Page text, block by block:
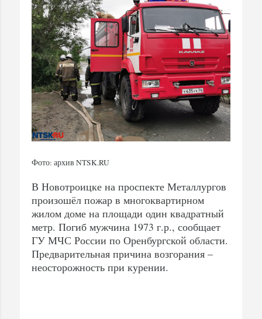
Фото: архив NTSK.RU
В Новотроицке на проспекте Металлургов
произошёл пожар в многоквартирном
жилом доме на площади один квадратный
метр. Погиб мужчина 1973 г.р., сообщает
ГУ МЧС России по Оренбургской области.
Предварительная причина возгорания –
неосторожность при курении.